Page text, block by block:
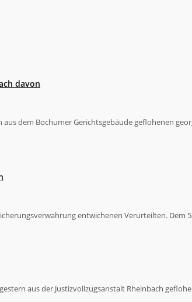
davon
dem Bochumer Gerichtsgebäude geflohenen
entwichenen Verurteilten.
aus der Justizvollzugsanstalt Rheinbach